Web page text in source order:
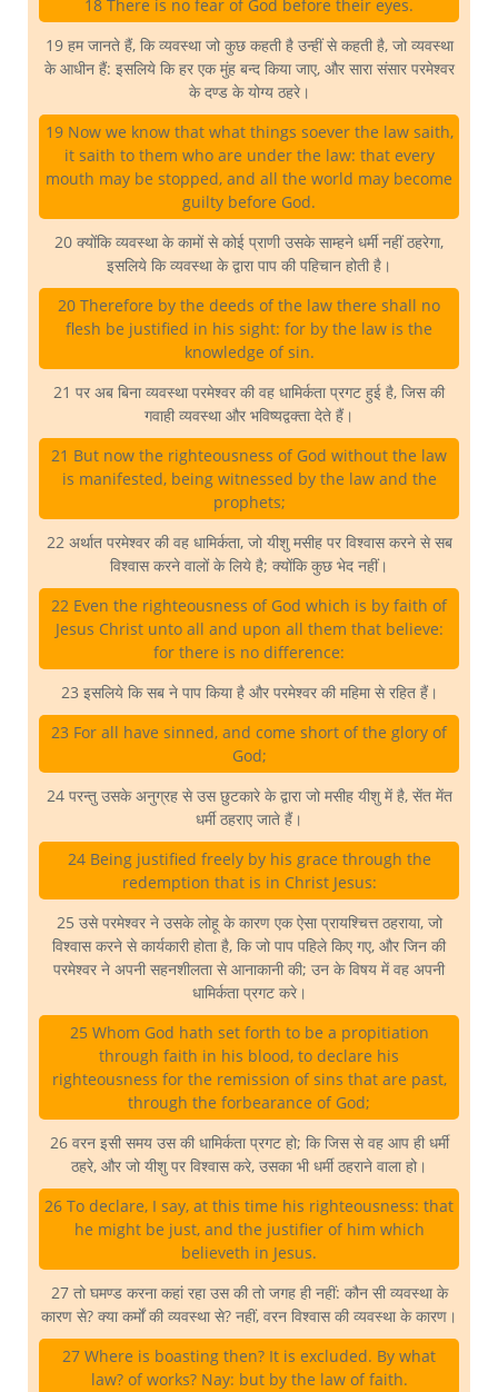
18 There is no fear of God before their eyes.
19 हम जानते हैं, कि व्यवस्था जो कुछ कहती है उन्हीं से कहती है, जो व्यवस्था
के आधीन हैं: इसलिये कि हर एक मुंह बन्द किया जाए, और सारा संसार परमेश्वर
के दण्ड के योग्य ठहरे।
19 Now we know that what things soever the law saith,
it saith to them who are under the law: that every
mouth may be stopped, and all the world may become
guilty before God.
20 क्योंकि व्यवस्था के कामों से कोई प्राणी उसके साम्हने धर्मी नहीं ठहरेगा,
इसलिये कि व्यवस्था के द्वारा पाप की पहिचान होती है।
20 Therefore by the deeds of the law there shall no
flesh be justified in his sight: for by the law is the
knowledge of sin.
21 पर अब बिना व्यवस्था परमेश्वर की वह धामिर्कता प्रगट हुई है, जिस की
गवाही व्यवस्था और भविष्यद्वक्ता देते हैं।
21 But now the righteousness of God without the law
is manifested, being witnessed by the law and the
prophets;
22 अर्थात परमेश्वर की वह धामिर्कता, जो यीशु मसीह पर विश्वास करने से सब
विश्वास करने वालों के लिये है; क्योंकि कुछ भेद नहीं।
22 Even the righteousness of God which is by faith of
Jesus Christ unto all and upon all them that believe:
for there is no difference:
23 इसलिये कि सब ने पाप किया है और परमेश्वर की महिमा से रहित हैं।
23 For all have sinned, and come short of the glory of
God;
24 परन्तु उसके अनुग्रह से उस छुटकारे के द्वारा जो मसीह यीशु में है, सेंत मेंत
धर्मी ठहराए जाते हैं।
24 Being justified freely by his grace through the
redemption that is in Christ Jesus:
25 उसे परमेश्वर ने उसके लोहू के कारण एक ऐसा प्रायश्चित्त ठहराया, जो
विश्वास करने से कार्यकारी होता है, कि जो पाप पहिले किए गए, और जिन की
परमेश्वर ने अपनी सहनशीलता से आनाकानी की; उन के विषय में वह अपनी
धामिर्कता प्रगट करे।
25 Whom God hath set forth to be a propitiation
through faith in his blood, to declare his
righteousness for the remission of sins that are past,
through the forbearance of God;
26 वरन इसी समय उस की धामिर्कता प्रगट हो; कि जिस से वह आप ही धर्मी
ठहरे, और जो यीशु पर विश्वास करे, उसका भी धर्मी ठहराने वाला हो।
26 To declare, I say, at this time his righteousness: that
he might be just, and the justifier of him which
believeth in Jesus.
27 तो घमण्ड करना कहां रहा उस की तो जगह ही नहीं: कौन सी व्यवस्था के
कारण से? क्या कर्मों की व्यवस्था से? नहीं, वरन विश्वास की व्यवस्था के कारण।
27 Where is boasting then? It is excluded. By what
law? of works? Nay: but by the law of faith.